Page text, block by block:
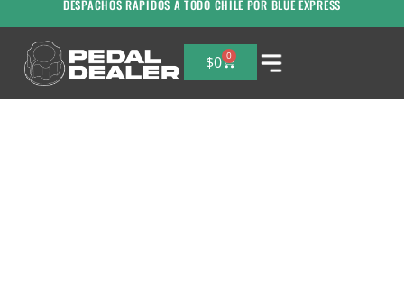
DESPACHOS RAPIDOS A TODO CHILE POR BLUE EXPRESS
$0 0